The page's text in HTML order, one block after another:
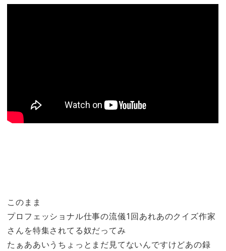
このまま
プロフェッショナル仕事の流儀1回あれあのクイズ作家
さんを特集されてる奴だってみ
たぁああいうちょっとまだ見てないんですけどあの録